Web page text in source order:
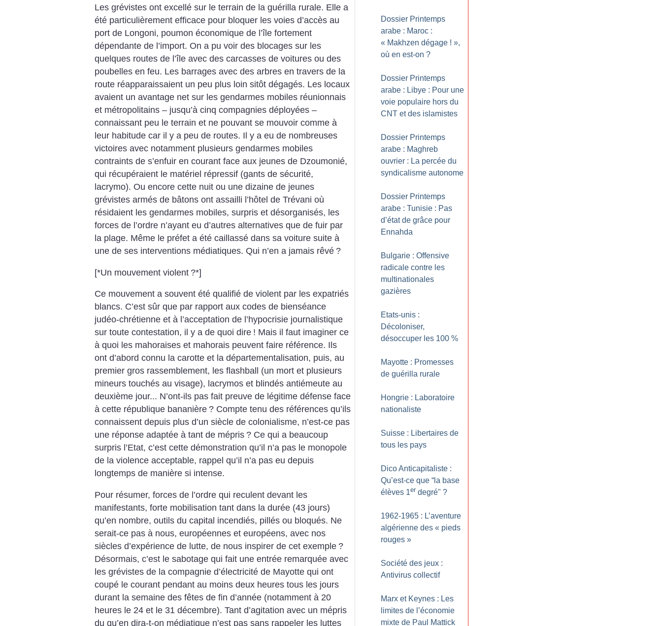
Les grévistes ont excellé sur le terrain de la guérilla rurale. Elle a
été particulièrement efficace pour bloquer les voies d’accès au
port de Longoni, poumon économique de l’île fortement
dépendante de l’import. On a pu voir des blocages sur les
quelques routes de l’île avec des carcasses de voitures ou des
poubelles en feu. Les barrages avec des arbres en travers de la
route réapparaissaient un peu plus loin sitôt dégagés. Les locaux
avaient un avantage net sur les gendarmes mobiles réunionnais
et métropolitains – jusqu’à cinq compagnies déployées –
connaissant peu le terrain et ne pouvant se mouvoir comme à
leur habitude car il y a peu de routes. Il y a eu de nombreuses
victoires avec notamment plusieurs gendarmes mobiles
contraints de s’enfuir en courant face aux jeunes de Dzoumonié,
qui récupéraient le matériel répressif (gants de sécurité,
lacrymo). Ou encore cette nuit ou une dizaine de jeunes
grévistes armés de bâtons ont assailli l’hôtel de Trévani où
résidaient les gendarmes mobiles, surpris et désorganisés, les
forces de l’ordre n’ayant eu d’autres alternatives que de fuir par
la plage. Même le préfet a été caillassé dans sa voiture suite à
une de ses interventions médiatiques. Qui n’en a jamais rêvé ?
[*Un mouvement violent ?*]
Ce mouvement a souvent été qualifié de violent par les expatriés
blancs. C’est sûr que par rapport aux codes de bienséance
judéo-chrétienne et à l’acceptation de l’hypocrisie journalistique
sur toute contestation, il y a de quoi dire ! Mais il faut imaginer ce
à quoi les mahoraises et mahorais peuvent faire référence. Ils
ont d’abord connu la carotte et la départementalisation, puis, au
premier gros rassemblement, les flashball (un mort et plusieurs
mineurs touchés au visage), lacrymos et blindés antiémeute au
deuxième jour... N’ont-ils pas fait preuve de légitime défense face
à cette république bananière ? Compte tenu des références qu’ils
connaissent depuis plus d’un siècle de colonialisme, n’est-ce pas
une réponse adaptée à tant de mépris ? Ce qui a beaucoup
surpris l’Etat, c’est cette démonstration qu’il n’a pas le monopole
de la violence acceptable, rappel qu’il n’a pas eu depuis
longtemps de manière si intense.
Pour résumer, forces de l’ordre qui reculent devant les
manifestants, forte mobilisation tant dans la durée (43 jours)
qu’en nombre, outils du capital incendiés, pillés ou bloqués. Ne
serait-ce pas à nous, européennes et européens, avec nos
siècles d’expérience de lutte, de nous inspirer de cet exemple ?
Désormais, c’est le sabotage qui fait une entrée remarquée avec
les grévistes de la compagnie d’électricité de Mayotte qui ont
coupé le courant pendant au moins deux heures tous les jours
durant la semaine des fêtes de fin d’année (notamment à 20
heures le 24 et le 31 décembre). Tant d’agitation avec un mépris
du qu’en dira-t-on médiatique n’est pas sans rappeler les luttes
Dossier Printemps
arabe : Maroc :
« Makhzen dégage ! »,
où en est-on ?
Dossier Printemps
arabe : Libye : Pour une
voie populaire hors du
CNT et des islamistes
Dossier Printemps
arabe : Maghreb
ouvrier : La percée du
syndicalisme autonome
Dossier Printemps
arabe : Tunisie : Pas
d’état de grâce pour
Ennahda
Bulgarie : Offensive
radicale contre les
multinationales
gazières
Etats-unis :
Décoloniser,
désoccuper les 100 %
Mayotte : Promesses
de guérilla rurale
Hongrie : Laboratoire
nationaliste
Suisse : Libertaires de
tous les pays
Dico Anticapitaliste :
Qu’est-ce que “la base
élèves 1er degré" ?
1962-1965 : L’aventure
algérienne des « pieds
rouges »
Société des jeux :
Antivirus collectif
Marx et Keynes : Les
limites de l’économie
mixte de Paul Mattick